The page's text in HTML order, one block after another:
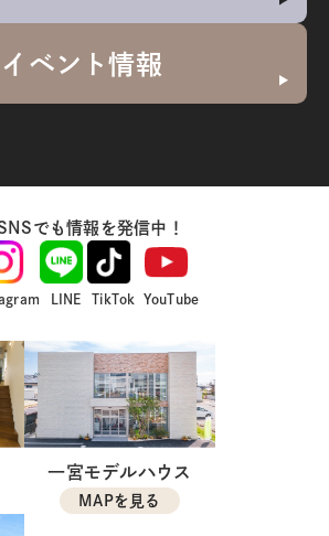
イベント情報
でも情報を発信中！
LINE TikTok YouTube
一宮モデルハウス
MAPを見る